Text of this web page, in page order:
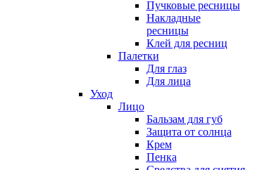
Пучковые ресницы
Накладные
ресницы
Клей для ресниц
Палетки
Для глаз
Для лица
Уход
Лицо
Бальзам для губ
Защита от солнца
Крем
Пенка